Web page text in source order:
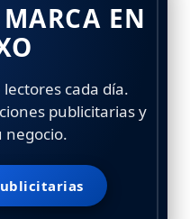
EN
cada día.
publicitarias y
negocio.